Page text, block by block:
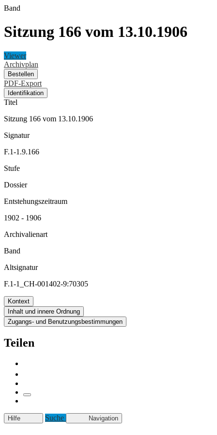
Band
Sitzung 166 vom 13.10.1906
Viewer
Archivplan
Bestellen
PDF-Export
Identifikation
Titel
Sitzung 166 vom 13.10.1906
Signatur
F.1-1.9.166
Stufe
Dossier
Entstehungszeitraum
1902 - 1906
Archivalienart
Band
Altsignatur
F.1-1_CH-001402-9:70305
Kontext
Inhalt und innere Ordnung
Zugangs- und Benutzungsbestimmungen
Teilen
Hilfe Suche Navigation